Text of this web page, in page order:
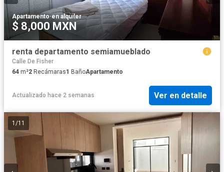
Apartamento·en alquiler
$ 8,000 MXN
renta departamento semiamueblado
Calle De Fisher
64 m²2 Recámaras1 BañoApartamento
Actualizado hace 2 semanas Ver en detalle
1 /11